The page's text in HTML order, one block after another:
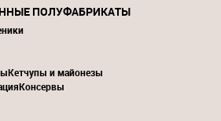
ПОЛУФАБРИКАТЫ
Кетчупы и майонезы
Консервы